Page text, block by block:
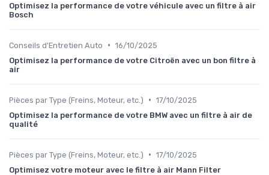
Optimisez la performance de votre véhicule avec un filtre à air
Bosch
Conseils d'Entretien Auto • 16/10/2025
Optimisez la performance de votre Citroën avec un bon filtre à
air
Pièces par Type (Freins, Moteur, etc.) • 17/10/2025
Optimisez la performance de votre BMW avec un filtre à air de
qualité
Pièces par Type (Freins, Moteur, etc.) • 17/10/2025
Optimisez votre moteur avec le filtre à air Mann Filter